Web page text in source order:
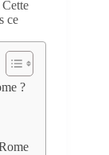
Cette
ce
?